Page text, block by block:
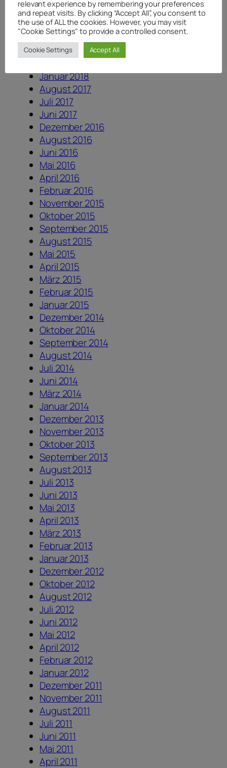
August 2019
August 2018
Juli 2018
Juni 2018
Januar 2018
August 2017
Juli 2017
Juni 2017
Dezember 2016
August 2016
Juni 2016
Mai 2016
April 2016
Februar 2016
November 2015
Oktober 2015
September 2015
August 2015
Mai 2015
April 2015
März 2015
Februar 2015
Januar 2015
Dezember 2014
Oktober 2014
September 2014
August 2014
Juli 2014
Juni 2014
März 2014
Januar 2014
Dezember 2013
November 2013
Oktober 2013
September 2013
August 2013
Juli 2013
Juni 2013
Mai 2013
April 2013
März 2013
Februar 2013
Januar 2013
Dezember 2012
Oktober 2012
August 2012
Juli 2012
Juni 2012
Mai 2012
April 2012
Februar 2012
Januar 2012
Dezember 2011
November 2011
August 2011
Juli 2011
Juni 2011
Mai 2011
April 2011
relevant experience by remembering your preferences
and repeat visits. By clicking “Accept All”, you consent to
the use of ALL the cookies. However, you may visit
"Cookie Settings" to provide a controlled consent.
Cookie Settings Accept All